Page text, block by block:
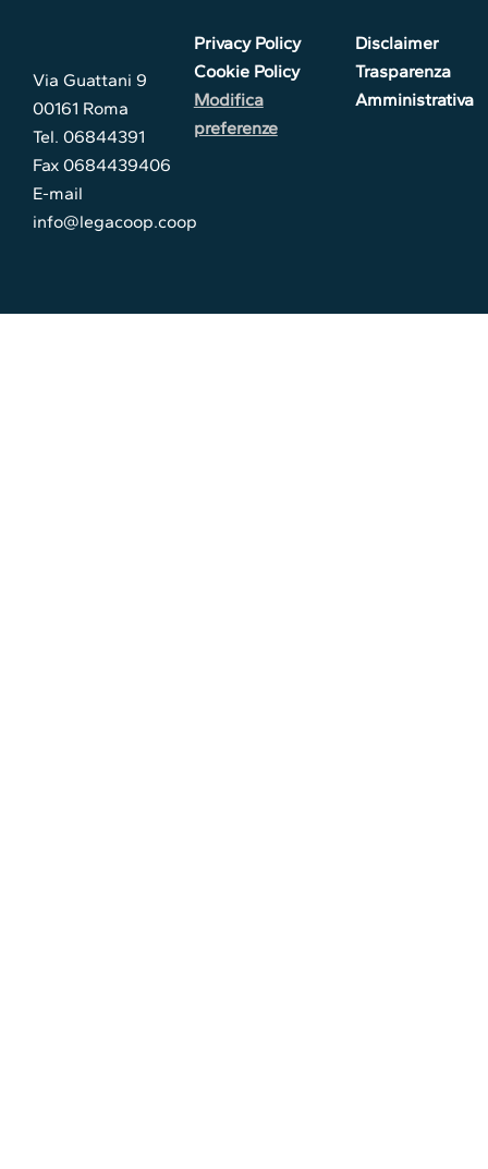
Via Guattani 9
00161 Roma
Tel. 06844391
Fax 0684439406
E-mail
info@legacoop.coop
Privacy Policy
Cookie Policy
Modifica
preferenze
Disclaimer
Trasparenza
Amministrativa